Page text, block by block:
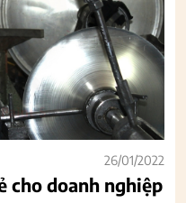
26/01/2022
cho doanh nghiệp